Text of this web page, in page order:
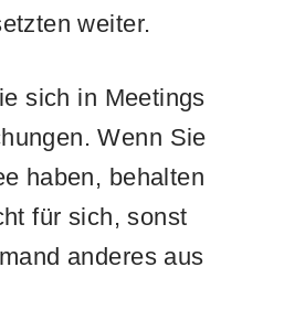
weiter.
sich in Meetings
Wenn Sie
haben, behalten
für sich, sonst
anderes aus